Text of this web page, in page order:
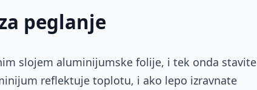
peglanje
slojem aluminijumske folije, i tek onda stavite
reflektuje toplotu, i ako lepo izravnate